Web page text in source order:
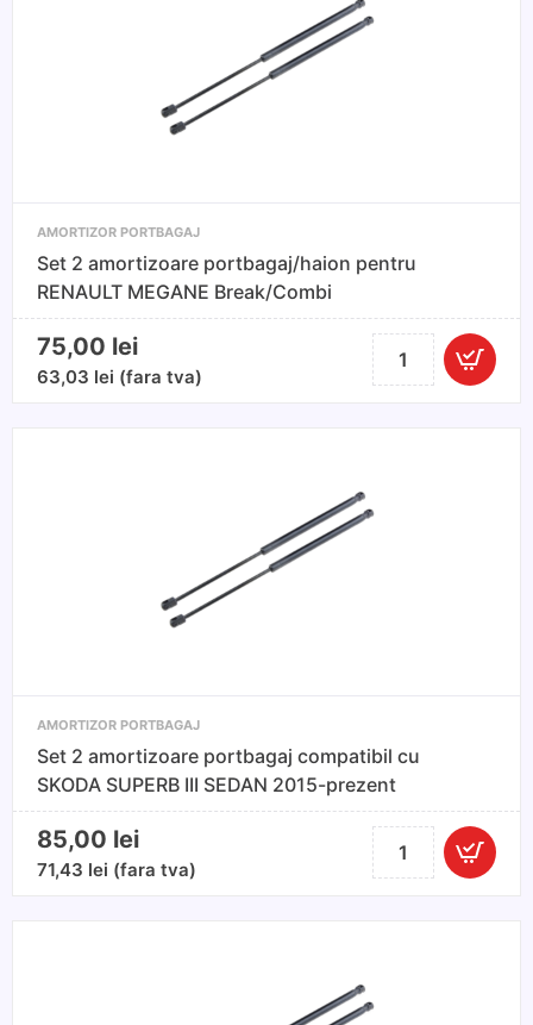
A4
AMORTIZOR PORTBAGAJ
Set 2 amortizoare portbagaj/haion pentru
RENAULT MEGANE Break/Combi
75,00 lei
63,03 lei (fara tva)
Cantitate
Set
pentru
RENAULT
AMORTIZOR PORTBAGAJ
Set 2 amortizoare portbagaj compatibil cu
SKODA SUPERB III SEDAN 2015-prezent
85,00 lei
71,43 lei (fara tva)
Cantitate
Set
compatibil
cu